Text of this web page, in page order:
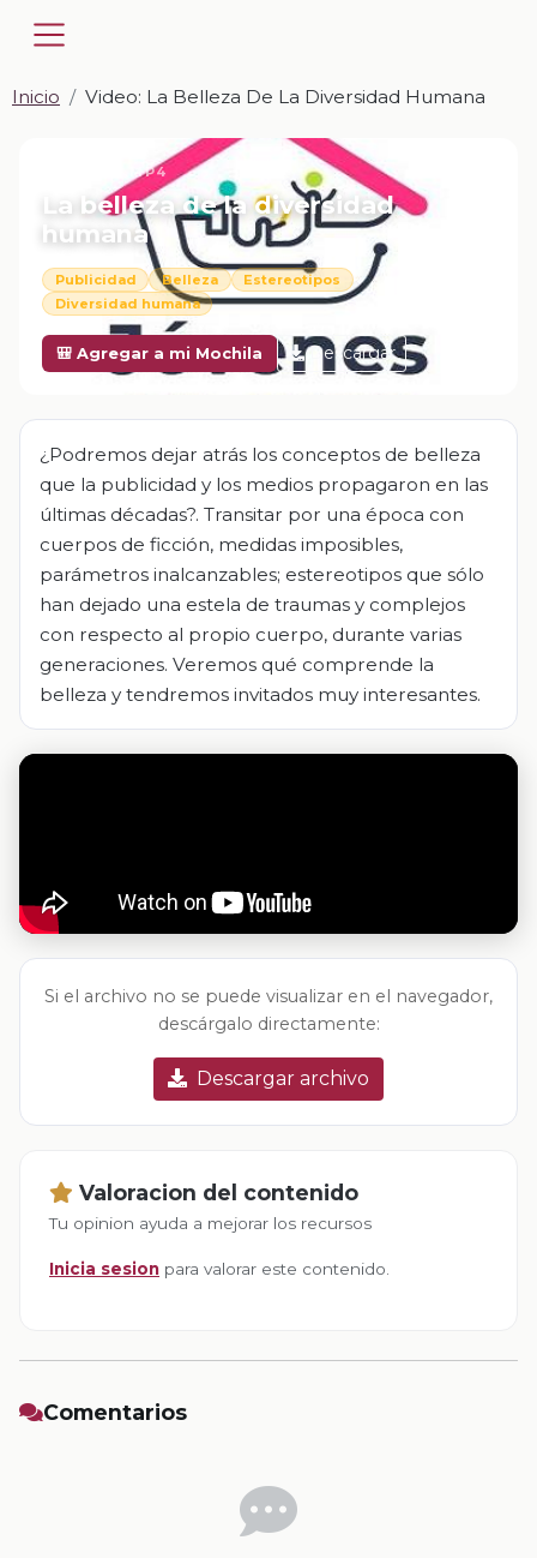
Inicio Video: La Belleza De La Diversidad Humana
📎 VIDEO · MP4
La belleza de la diversidad
humana
Publicidad Belleza
Estereotipos
Diversidad humana
🎒 Agregar a mi Mochila Descargar
¿Podremos dejar atrás los conceptos de belleza
que la publicidad y los medios propagaron en las
últimas décadas?. Transitar por una época con
cuerpos de ficción, medidas imposibles,
parámetros inalcanzables; estereotipos que sólo
han dejado una estela de traumas y complejos
con respecto al propio cuerpo, durante varias
generaciones. Veremos qué comprende la
belleza y tendremos invitados muy interesantes.
Si el archivo no se puede visualizar en el navegador,
descárgalo directamente:
Descargar archivo
Valoracion del contenido
Tu opinion ayuda a mejorar los recursos
Inicia sesion para valorar este contenido.
Comentarios